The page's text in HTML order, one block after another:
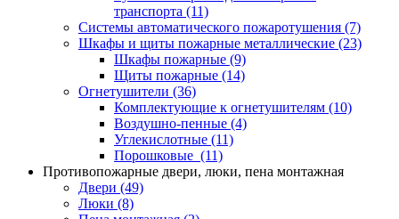
транспорта (11)
Системы автоматического пожаротушения (7)
Шкафы и щиты пожарные металлические (23)
Шкафы пожарные (9)
Щиты пожарные (14)
Огнетушители (36)
Комплектующие к огнетушителям (10)
Воздушно-пенные (4)
Углекислотные (11)
Порошковые (11)
Противопожарные двери, люки, пена монтажная
Двери (49)
Люки (8)